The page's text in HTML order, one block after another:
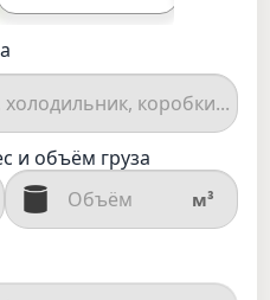
и объём груза
м³